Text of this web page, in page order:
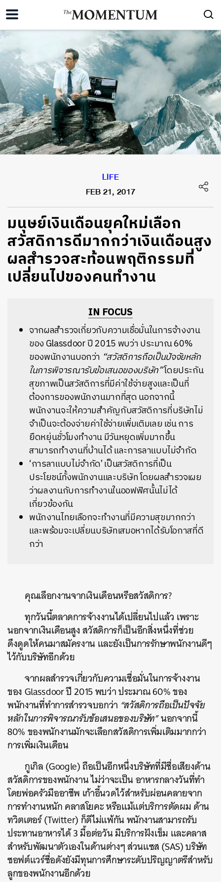
LIFE
FEB 21, 2017
มนุษย์เงินเดือนยุคใหม่เลือก
สวัสดิการดีมากกว่าเงินเดือนสูง
ผลสำรวจสะท้อนพฤติกรรมที่
เปลี่ยนไปของคนทำงาน
IN FOCUS
จากผลสำรวจเกี่ยวกับความเชื่อมั่นในการจ้างงาน
ของ Glassdoor ปี 2015 พบว่า ประมาณ 60%
ของพนักงานบอกว่า “สวัสดิการถือเป็นปัจจัยหลัก
ในการพิจารณารับข้อเสนอของบริษัท”โดยประกัน
สุขภาพเป็นสวัสดิการที่มีค่าใช้จ่ายสูงและเป็นที่
ต้องการของพนักงานมากที่สุด นอกจากนี้
พนักงานจะให้ความสำคัญกับสวัสดิการที่บริษัทไม่
จำเป็นจะต้องจ่ายค่าใช้จ่ายเพิ่มเติมเลย เช่น การ
ยืดหยุ่นชั่วโมงทำงาน มีวันหยุดเพิ่มมากขึ้น
สามารถทำงานที่บ้านได้ และการลาแบบไม่จำกัด
‘การลาแบบไม่จำกัด’ เป็นสวัสดิการที่เป็น
ประโยชน์ทั้งพนักงานและบริษัท โดยผลสำรวจเผย
ว่าผลงานกับการทำงานในออฟฟิศนั้นไม่ได้
เกี่ยวข้องกัน
พนักงานไทยเลือกจะทำงานที่มีความสุขมากกว่า
และพร้อมจะเปลี่ยนบริษัทเสมอหากได้รับโอกาสที่ดี
กว่า
คุณเลือกงานจากเงินเดือนหรือสวัสดิการ?
ทุกวันนี้ตลาดการจ้างงานได้เปลี่ยนไปแล้ว เพราะ
นอกจากเงินเดือนสูง สวัสดิการก็เป็นอีกสิ่งหนึ่งที่ช่วย
ดึงดูดให้คนมาสมัครงาน และยังเป็นการรักษาพนักงานดีๆ
ไว้กับบริษัทอีกด้วย
จากผลสำรวจเกี่ยวกับความเชื่อมั่นในการจ้างงาน
ของ Glassdoor ปี 2015 พบว่า ประมาณ 60% ของ
พนักงานที่ทำการสำรวจบอกว่า “สวัสดิการถือเป็นปัจจัย
หลักในการพิจารณารับข้อเสนอของบริษัท”นอกจากนี้
80% ของพนักงานมักจะเลือกสวัสดิการเพิ่มเติมมากกว่า
การเพิ่มเงินเดือน
กูเกิล (Google) ถือเป็นอีกหนึ่งบริษัทที่มีชื่อเสียงด้าน
สวัสดิการของพนักงาน ไม่ว่าจะเป็น อาหารกลางวันที่ทำ
โดยพ่อครัวมืออาชีพ เก้าอี้นวดไว้สำหรับผ่อนคลายจาก
การทำงานหนัก คลาสโยคะ หรือแม้แต่บริการตัดผม ด้าน
ทวิตเตอร์ (Twitter) ก็ดีไม่แพ้กัน พนักงานสามารถรับ
ประทานอาหารได้ 3 มื้อต่อวัน มีบริการฝังเข็ม และคลาส
สำหรับพัฒนาตัวเองในด้านต่างๆ ส่วนแซส (SAS) บริษัท
ซอฟต์แวร์ชื่อดังยังมีทุนการศึกษาระดับปริญญาตรีสำหรับ
ลูกของพนักงานอีกด้วย